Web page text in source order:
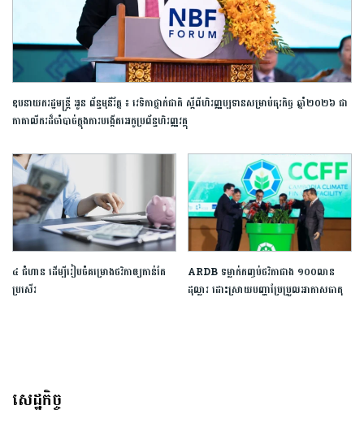
ឧបនាយករដ្ឋមន្ត្រី អូន ព័ន្ធមុនីរ័ត្ន ៖ វេទិកាថ្នាក់ជាតិ ស្តីពីហិរញ្ញប្បទានសម្រាប់ធុរកិច្ច ឆ្នាំ២០២៦ ជា
កាតាលីករដ៏ចាំបាច់ក្នុងការបង្កើតអេកូប្រព័ន្ធហិរញ្ញវត្ថុ
៤ ជំហាន ដើម្បីរៀបចំគម្រោងថវិកាឲ្យកាន់តែ
ប្រសើរ
ARDB ទម្លាក់កញ្ចប់ថវិកាជាង ១០០លាន
ដុល្លារ ដោះស្រាយបញ្ហាប្រែប្រួលអាកាសធាតុ
សេដ្ឋកិច្ច